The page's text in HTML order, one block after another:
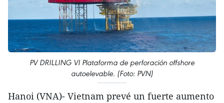
PV DRILLING VI Plataforma de perforación offshore
autoelevable. (Foto: PVN)
Hanoi (VNA)- Vietnam prevé un fuerte aumento